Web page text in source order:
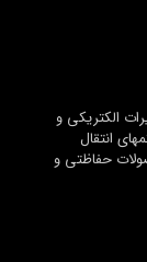
الکتریکی و
انتقال
حفاظتی و